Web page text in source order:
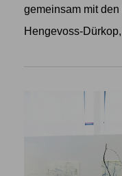
gemeinsam mit
Hengevoss-